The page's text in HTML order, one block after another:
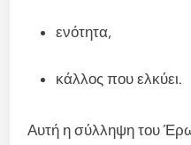
ενότητα,
κάλλος που ελκύει.
Αυτή η σύλληψη του